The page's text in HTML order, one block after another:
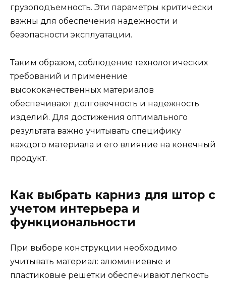
грузоподъемность. Эти параметры критически
важны для обеспечения надежности и
безопасности эксплуатации.
Таким образом, соблюдение технологических
требований и применение
высококачественных материалов
обеспечивают долговечность и надежность
изделий. Для достижения оптимального
результата важно учитывать специфику
каждого материала и его влияние на конечный
продукт.
Как выбрать карниз для штор с
учетом интерьера и
функциональности
При выборе конструкции необходимо
учитывать материал: алюминиевые и
пластиковые решетки обеспечивают легкость